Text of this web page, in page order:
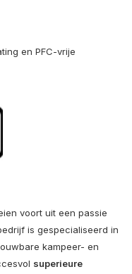
en PFC-vrije
voort uit een passie
is gespecialiseerd in
kampeer- en
superieure